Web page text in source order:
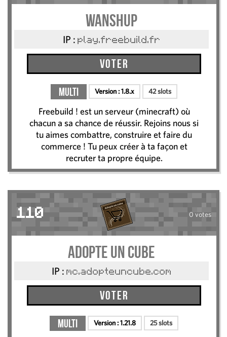
Wanshup
IP : play.freebuild.fr
Voter
Multi Version :1.8.x 42 slots
Freebuild ! est un serveur (minecraft) où
chacun a sa chance de réussir. Rejoins nous si
tu aimes combattre, construire et faire du
commerce ! Tu peux créer à ta façon et
recruter ta propre équipe.
110 0 votes
Adopte Un Cube
IP : mc.adopteuncube.com
Voter
Multi Version :1.21.8 25 slots